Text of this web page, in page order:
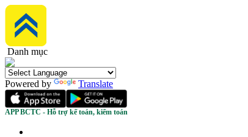
Danh mục
Powered by Translate
APP BCTC - Hỗ trợ kế toán, kiểm toán